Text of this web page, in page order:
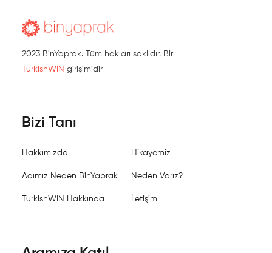
2023 BinYaprak. Tüm hakları saklıdır. Bir
TurkishWIN girişimidir
Bizi Tanı
Hakkımızda Hikayemiz
Adımız Neden BinYaprak Neden Varız?
TurkishWIN Hakkında İletişim